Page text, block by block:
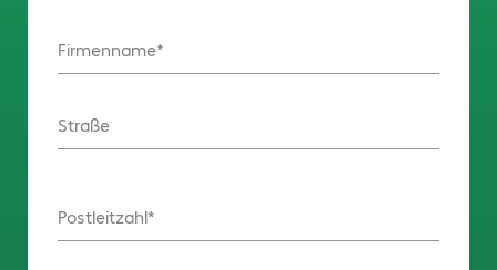
Firmenname
Straße
Postleitzahl